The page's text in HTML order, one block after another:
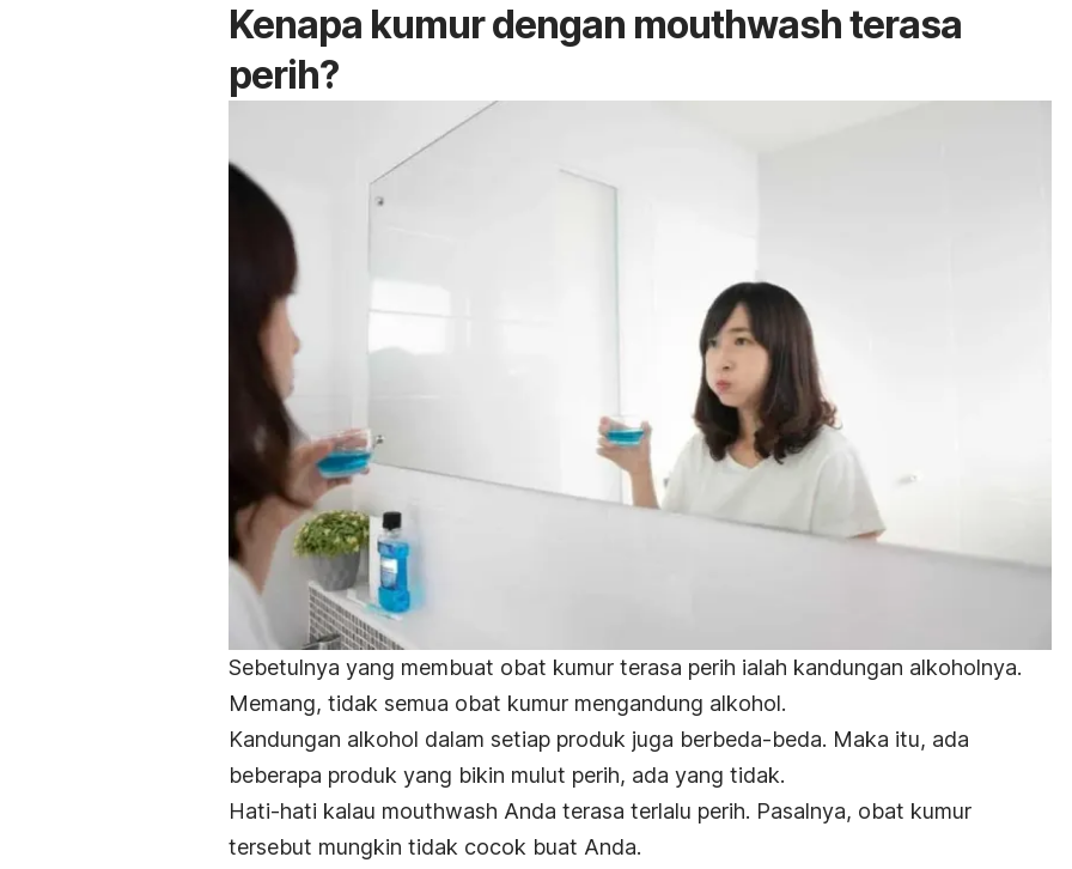
Kenapa kumur dengan mouthwash terasa
perih?
Sebetulnya yang membuat obat kumur terasa perih ialah kandungan alkoholnya.
Memang, tidak semua obat kumur mengandung alkohol.
Kandungan alkohol dalam setiap produk juga berbeda-beda. Maka itu, ada
beberapa produk yang bikin mulut perih, ada yang tidak.
Hati-hati kalau mouthwash Anda terasa terlalu perih. Pasalnya, obat kumur
tersebut mungkin tidak cocok buat Anda.